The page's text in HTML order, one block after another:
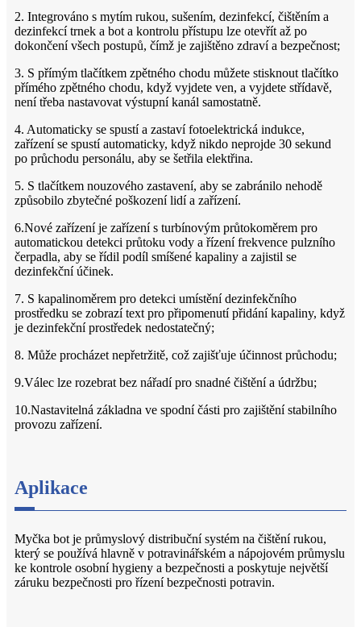
2. Integrováno s mytím rukou, sušením, dezinfekcí, čištěním a
dezinfekcí trnek a bot a kontrolu přístupu lze otevřít až po
dokončení všech postupů, čímž je zajištěno zdraví a bezpečnost;
3. S přímým tlačítkem zpětného chodu můžete stisknout tlačítko
přímého zpětného chodu, když vyjdete ven, a vyjdete střídavě,
není třeba nastavovat výstupní kanál samostatně.
4. Automaticky se spustí a zastaví fotoelektrická indukce,
zařízení se spustí automaticky, když nikdo neprojde 30 sekund
po průchodu personálu, aby se šetřila elektřina.
5. S tlačítkem nouzového zastavení, aby se zabránilo nehodě
způsobilo zbytečné poškození lidí a zařízení.
6.Nové zařízení je zařízení s turbínovým průtokoměrem pro
automatickou detekci průtoku vody a řízení frekvence pulzního
čerpadla, aby se řídil podíl smíšené kapaliny a zajistil se
dezinfekční účinek.
7. S kapalinoměrem pro detekci umístění dezinfekčního
prostředku se zobrazí text pro připomenutí přidání kapaliny, když
je dezinfekční prostředek nedostatečný;
8. Může procházet nepřetržitě, což zajišťuje účinnost průchodu;
9.Válec lze rozebrat bez nářadí pro snadné čištění a údržbu;
10.Nastavitelná základna ve spodní části pro zajištění stabilního
provozu zařízení.
Aplikace
Myčka bot je průmyslový distribuční systém na čištění rukou,
který se používá hlavně v potravinářském a nápojovém průmyslu
ke kontrole osobní hygieny a bezpečnosti a poskytuje největší
záruku bezpečnosti pro řízení bezpečnosti potravin.